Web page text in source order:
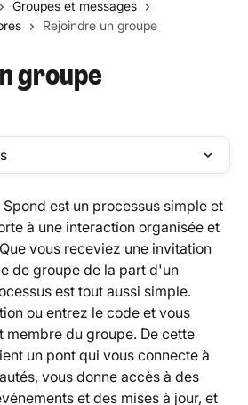
Groupes et messages
Rejoindre un groupe
groupe
est un processus simple et
à une interaction organisée et
vous receviez une invitation
de groupe de la part d'un
est tout aussi simple.
ou entrez le code et vous
du groupe. De cette
un pont qui vous connecte à
vous donne accès à des
et des mises à jour, et